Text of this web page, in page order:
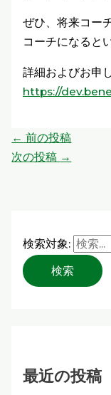
ぜひ、将来コー
コーチになると
詳細およびお申
https://
← 前の投稿
次の投稿 →
検索対象:
最近の投稿